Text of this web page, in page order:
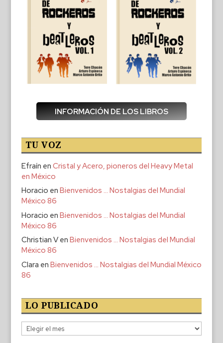
INFORMACIÓN DE LOS LIBROS
TU VOZ
Efraín en Cristal y Acero, pioneros del Heavy Metal
en México
Horacio en Bienvenidos … Nostalgias del Mundial
México 86
Horacio en Bienvenidos … Nostalgias del Mundial
México 86
Christian Ven Bienvenidos … Nostalgias del Mundial
México 86
Clara en Bienvenidos … Nostalgias del Mundial México
86
LO PUBLICADO
Lo
publicado